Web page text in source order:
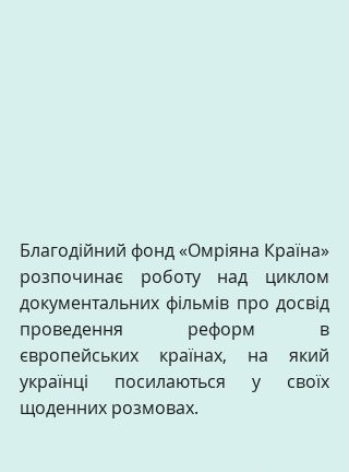
Благодійний фонд «Омріяна Країна»
розпочинає роботу над циклом
документальних фільмів про досвід
проведення реформ в
європейських країнах, на який
українці посилаються у своїх
щоденних розмовах.